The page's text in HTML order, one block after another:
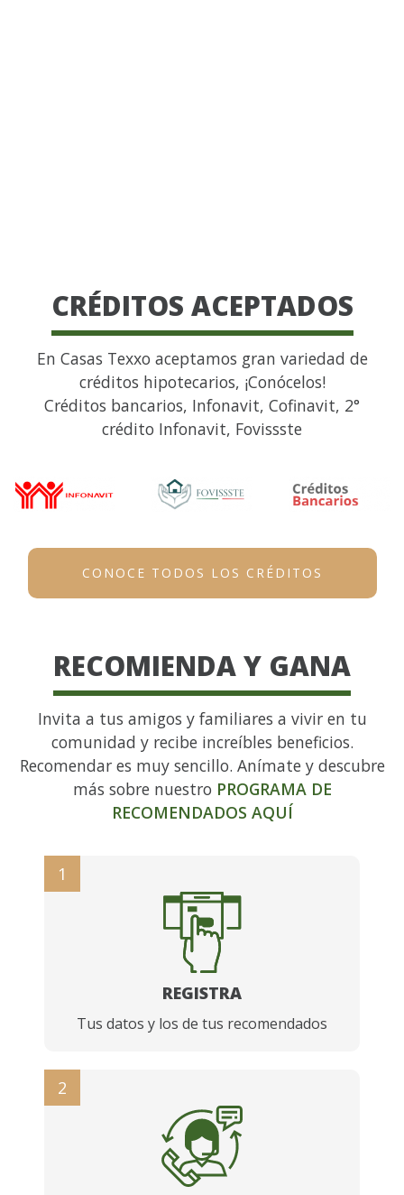
CRÉDITOS ACEPTADOS
En Casas Texxo aceptamos gran variedad de
créditos hipotecarios, ¡Conócelos!
Créditos bancarios, Infonavit, Cofinavit, 2°
crédito Infonavit, Fovissste
CONOCE TODOS LOS CRÉDITOS
RECOMIENDA Y GANA
Invita a tus amigos y familiares a vivir en tu
comunidad y recibe increíbles beneficios.
Recomendar es muy sencillo. Anímate y descubre
más sobre nuestro PROGRAMA DE
RECOMENDADOS AQUÍ
1
REGISTRA
Tus datos y los de tus recomendados
2